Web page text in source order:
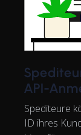
API-
Spediteure
ID ihres